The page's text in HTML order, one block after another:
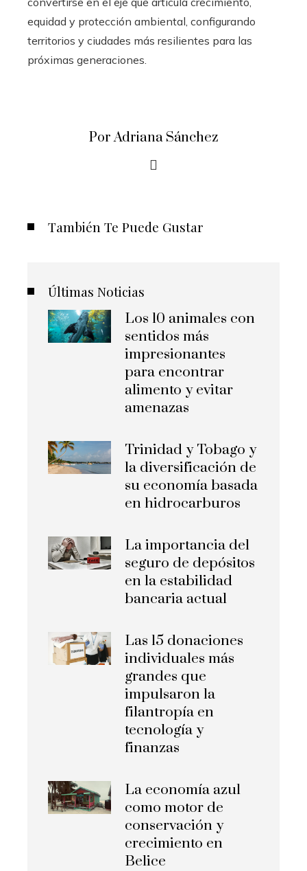
equidad y protección ambiental, configurando
territorios y ciudades más resilientes para las
próximas generaciones.
Por Adriana Sánchez
También Te Puede Gustar
Últimas Noticias
Los 10 animales con
sentidos más
impresionantes
para encontrar
alimento y evitar
amenazas
Trinidad y Tobago y
la diversificación de
su economía basada
en hidrocarburos
La importancia del
seguro de depósitos
en la estabilidad
bancaria actual
Las 15 donaciones
individuales más
grandes que
impulsaron la
filantropía en
tecnología y
finanzas
La economía azul
como motor de
conservación y
crecimiento en
Belice